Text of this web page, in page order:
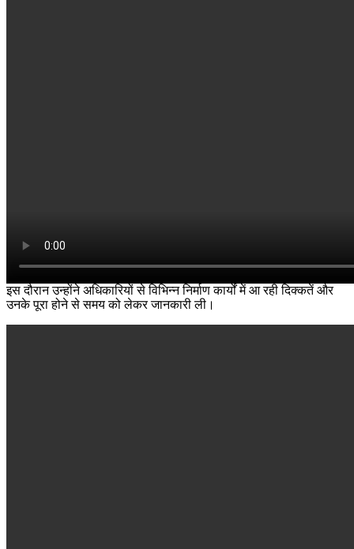
इस दौरान उन्होंने अधिकारियों से विभिन्न निर्माण कार्यों में आ रही दिक्कतें और
उनके पूरा होने से समय को लेकर जानकारी ली।